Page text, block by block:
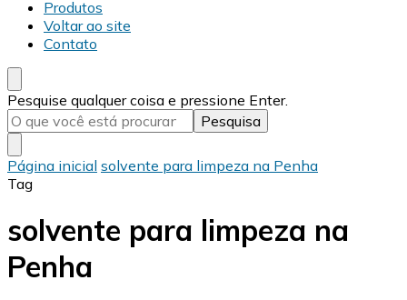
Produtos
Voltar ao site
Contato
Procurando
algo?
Pesquise qualquer coisa e pressione Enter.
Página inicial solvente para limpeza na Penha
Tag
solvente para limpeza na
Penha